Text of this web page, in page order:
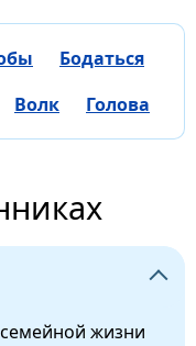
Бодаться
Волк Голова
жизни